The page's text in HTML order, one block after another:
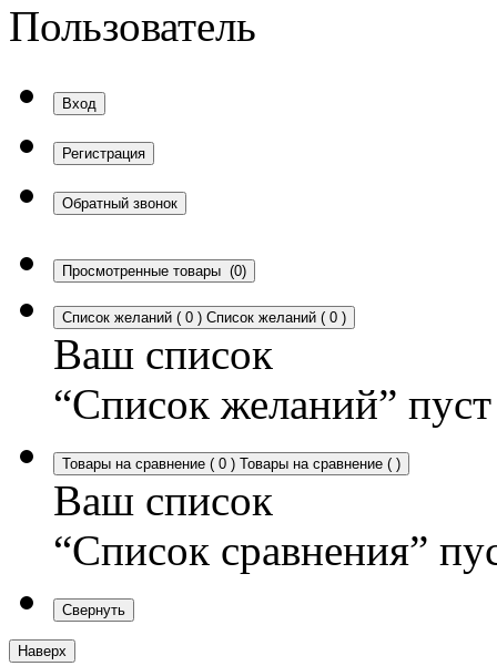
Пользователь
Вход
Регистрация
Обратный звонок
Просмотренные товары (0)
Список желаний ( 0 ) Список желаний ( 0 )
Ваш список
“Список желаний” пуст
Товары на сравнение ( 0 ) Товары на сравнение ( )
Ваш список
“Список сравнения”
Свернуть
Наверх